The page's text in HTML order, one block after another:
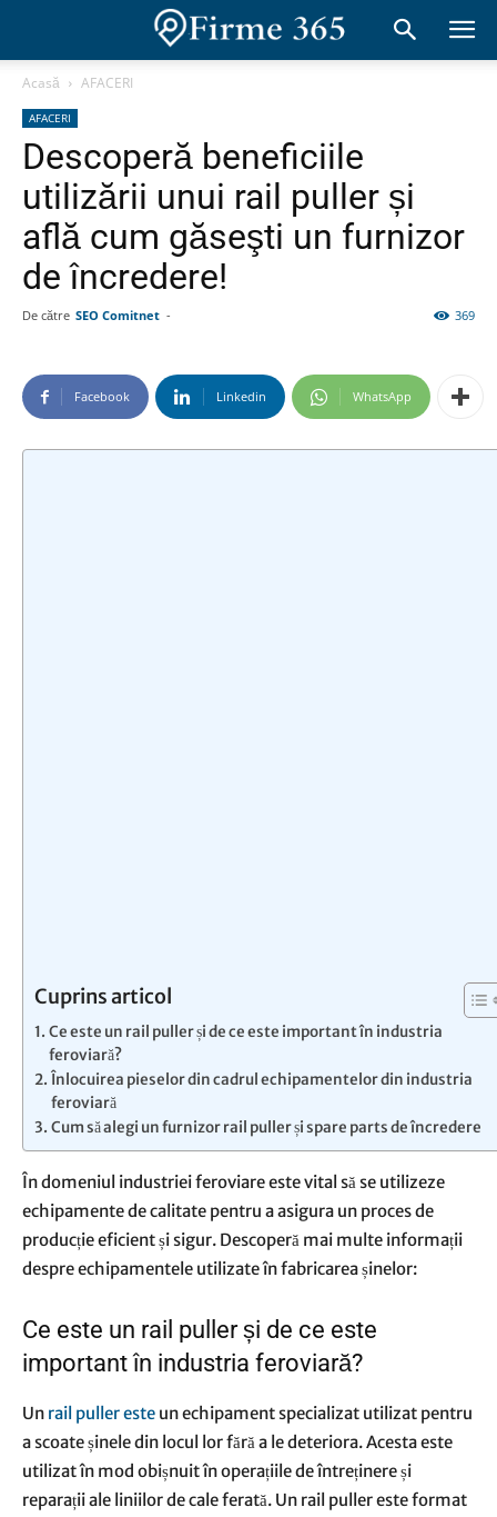
Acasă AFACERI
AFACERI
Descoperă beneficiile
utilizării unui rail puller și
află cum găseşti un furnizor
de încredere!
De către SEO Comitnet - 369
Facebook Linkedin WhatsApp
Cuprins articol
Ce este un rail puller și de ce este important în industria
feroviară?
Înlocuirea pieselor din cadrul echipamentelor din industria
feroviară
Cum să alegi un furnizor rail puller și spare parts de încredere
În domeniul industriei feroviare este vital să se utilizeze
echipamente de calitate pentru a asigura un proces de
producție eficient și sigur. Descoperă mai multe informații
despre echipamentele utilizate în fabricarea șinelor:
Ce este un rail puller și de ce este
important în industria feroviară?
Un rail puller este un echipament specializat utilizat pentru
a scoate șinele din locul lor fără a le deteriora. Acesta este
utilizat în mod obișnuit în operațiile de întreținere și
reparații ale liniilor de cale ferată. Un rail puller este format